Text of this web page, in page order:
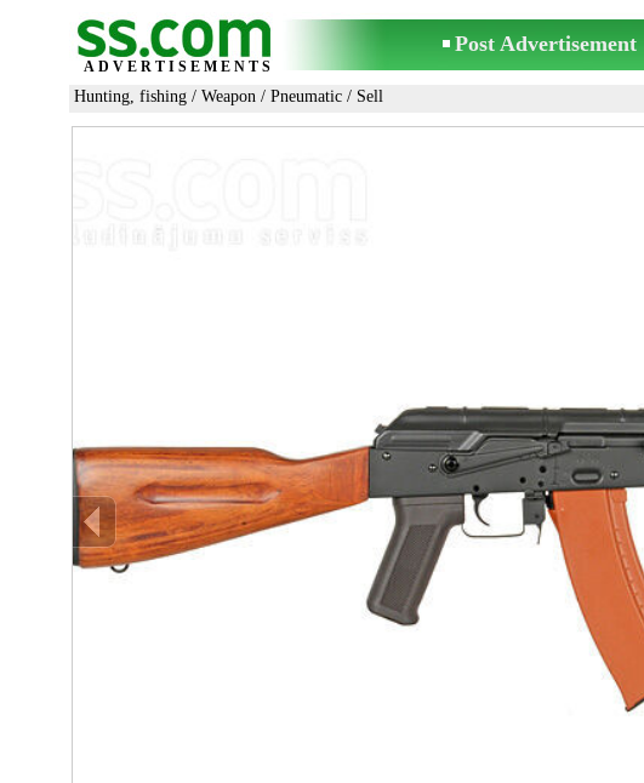
ADVERTISEMENTS
Post Advertisement
Hunting, fishing / Weapon / Pneumatic / Sell